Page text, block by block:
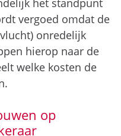
het standpunt
vergoed omdat de
onredelijk
hierop naar de
welke kosten de
op